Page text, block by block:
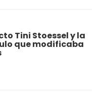
Tini Stoessel y la
que modificaba